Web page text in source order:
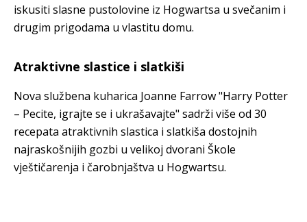
iskusiti slasne pustolovine iz Hogwartsa u svečanim i
drugim prigodama u vlastitu domu.
Atraktivne slastice i slatkiši
Nova službena kuharica Joanne Farrow "Harry Potter
– Pecite, igrajte se i ukrašavajte" sadrži više od 30
recepata atraktivnih slastica i slatkiša dostojnih
najraskošnijih gozbi u velikoj dvorani Škole
vještičarenja i čarobnjaštva u Hogwartsu.